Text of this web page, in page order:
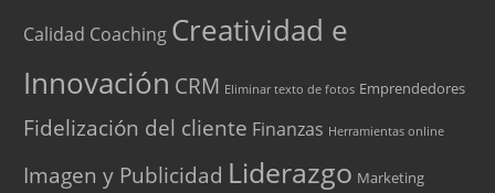
Calidad Coaching Creatividad e
Innovación CRM Eliminar texto de fotos Emprendedores
Fidelización del cliente Finanzas Herramientas online
Imagen y Publicidad Liderazgo Marketing